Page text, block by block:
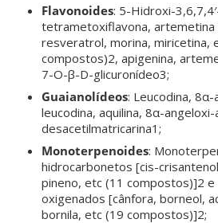
Flavonoides: 5-Hidroxi-
tetrametoxiflavona, artemetina
resveratrol, morina, miricetina,
compostos)2, apigenina,
7-O-β-D-glicuronídeo3;
Guaianolídeos: Leucodina,
leucodina, aquilina, 8α-angeloxi-
desacetilmatricarina1;
Monoterpenoides:
hidrocarbonetos [cis-
pineno, etc (11 compostos)]2
oxigenados [cânfora, borneol,
bornila, etc (19 compostos)]2;